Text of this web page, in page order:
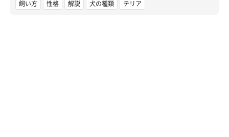
飼い方 性格 解説 犬の種類 テリア